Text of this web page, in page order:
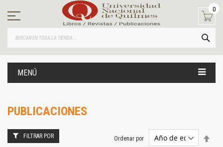
contenido
0
MENÚ
PUBLICACIONES
Ordenar por
FILTRAR POR